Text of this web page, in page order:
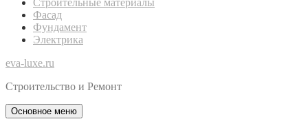
Фасад
Фундамент
Электрика
eva-luxe.ru
Строительство и Ремонт
Основное меню